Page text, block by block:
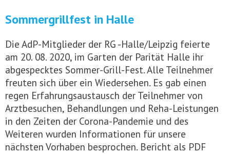
Sommergrillfest in Halle
Die AdP-Mitglieder der RG -Halle/Leipzig feierte
am 20. 08. 2020, im Garten der Parität Halle ihr
abgespecktes Sommer-Grill-Fest. Alle Teilnehmer
freuten sich über ein Wiedersehen. Es gab einen
regen Erfahrungsaustausch der Teilnehmer von
Arztbesuchen, Behandlungen und Reha-Leistungen
in den Zeiten der Corona-Pandemie und des
Weiteren wurden Informationen für unsere
nächsten Vorhaben besprochen. Bericht als PDF